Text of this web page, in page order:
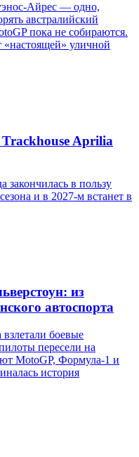
Айрес — одно,
австралийский
пока не собираются.
уличной
Trackhouse Aprilia
закончилась в пользу
и в 2027-м встанет в
из
автоспорта
боевые
пересели на
MotoGP, Формула-1 и
история